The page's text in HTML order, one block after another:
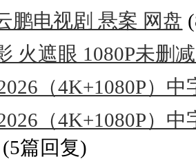
鹏电视剧 悬案 网盘
火遮眼 1080P未删
（4K+1080P）中
（4K+1080P）
(5篇回复)